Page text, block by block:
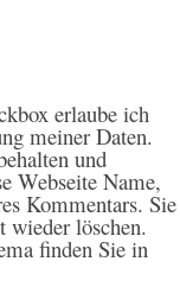
erlaube ich
meiner Daten.
und
Webseite Name,
Kommentars. Sie
wieder löschen.
finden Sie in